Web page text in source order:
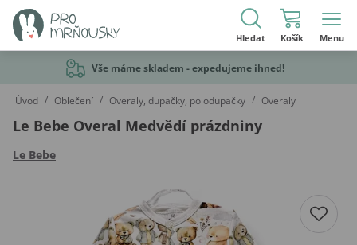
Hledat Košík Menu
Vše máme skladem - expedujeme ihned!
Úvod / Oblečení / Overaly, dupačky, polodupačky / Overaly
Le Bebe Overal Medvědí prázdniny
Le Bebe